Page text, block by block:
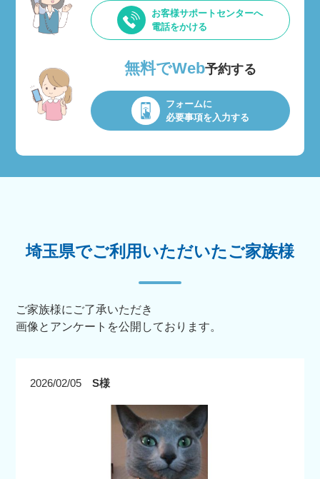
お客様サポートセンターへ
電話をかける
無料でWeb予約する
フォームに
必要事項を入力する
埼玉県でご利用いただいたご家族様
ご家族様にご了承いただき
画像とアンケートを公開しております。
2026/02/05 S様